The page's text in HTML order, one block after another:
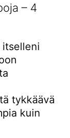
– 4
tykkäävä
kuin